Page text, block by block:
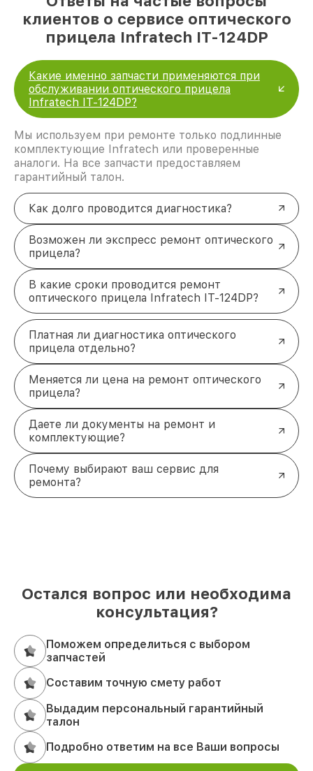
клиентов о сервисе оптического
прицела Infratech IT-124DP
Какие именно запчасти применяются при
обслуживании оптического прицела
Infratech IT-124DP?
Мы используем при ремонте только подлинные
комплектующие Infratech или проверенные
аналоги. На все запчасти предоставляем
гарантийный талон.
Как долго проводится диагностика?
Возможен ли экспресс ремонт оптического
прицела?
В какие сроки проводится ремонт
оптического прицела Infratech IT-124DP?
Платная ли диагностика оптического
прицела отдельно?
Меняется ли цена на ремонт оптического
прицела?
Даете ли документы на ремонт и
комплектующие?
Почему выбирают ваш сервис для
ремонта?
Остался вопрос или необходима
консультация?
Поможем определиться с выбором
запчастей
Составим точную смету работ
Выдадим персональный гарантийный
талон
Подробно ответим на все Ваши вопросы